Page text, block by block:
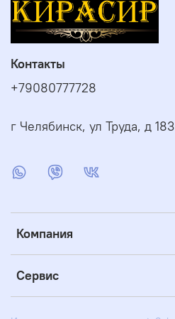
Компания
Сервис
Контакты
+79080777728
г Челябинск, ул Труда, д 183